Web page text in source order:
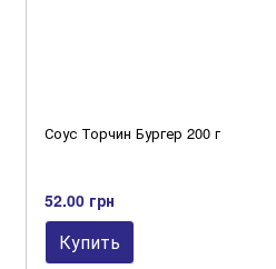
Соус Торчин Бургер 200 г
52.00 грн
Купить